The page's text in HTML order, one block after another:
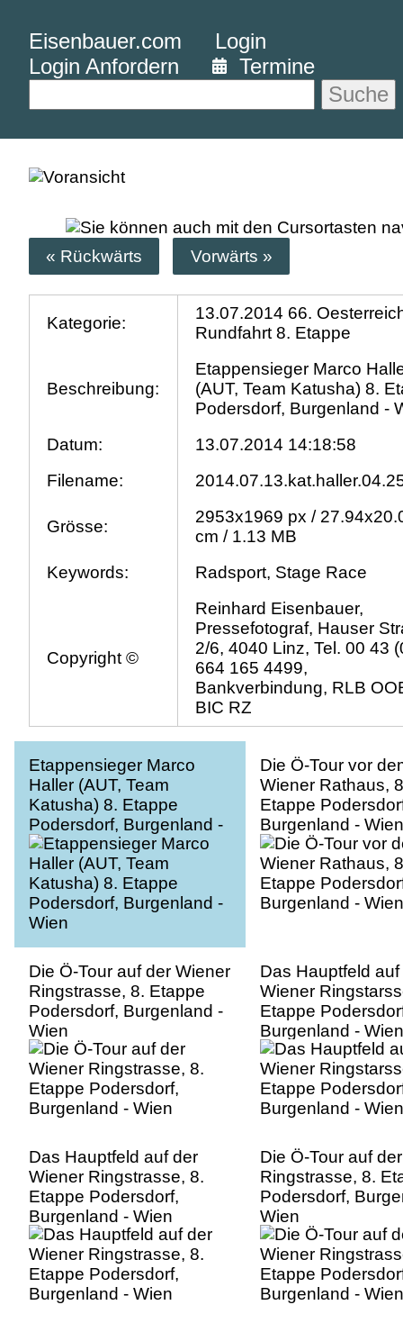
Eisenbauer.com
Login
Login Anfordern
Termine
Suche
« Rückwärts Vorwärts »
Kategorie:
13.07.2014 66.
Rundfahrt 8. Etappe
Beschreibung:
Etappensieger Marco
(AUT, Team Katusha) 8.
Podersdorf, Burgenland -
Datum:
13.07.2014 14:18:58
Filename:
Grösse:
2953x1969 px /
cm / 1.13 MB
Keywords:
Radsport, Stage Race
Copyright ©
Reinhard Eisenbauer,
Pressefotograf, Hauser
2/6, 4040 Linz, Tel. 00 43
664 165 4499,
Bankverbindung, RLB
BIC RZ
Etappensieger Marco
Haller (AUT, Team
Katusha) 8. Etappe
Podersdorf, Burgenland -
Wien
Die Ö-Tour vor
Wiener Rathaus,
Etappe
Burgenland - Wien
Die Ö-Tour auf der Wiener
Ringstrasse, 8. Etappe
Podersdorf, Burgenland -
Wien
Das Hauptfeld auf
Wiener
Etappe
Burgenland - Wien
Das Hauptfeld auf der
Wiener Ringstrasse, 8.
Etappe Podersdorf,
Burgenland - Wien
Die Ö-Tour auf
Ringstrasse, 8.
Podersdorf,
Wien